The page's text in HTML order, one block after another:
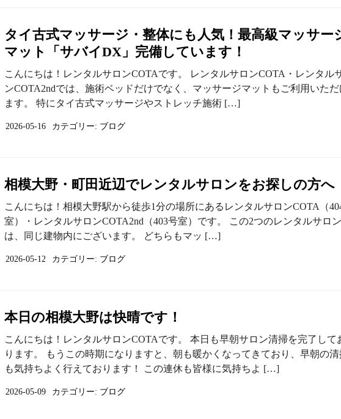
タイ古式マッサージ・整体にも人気！最高級マッサー
マット「サバイDX」完備しています！
こんにちは！レンタルサロンCOTAです。 レンタルサロンCOTA・レンタル
ンCOTA2ndでは、施術ベッドだけでなく、マッサージマットもご利用いただ
ます。 特にタイ古式マッサージやストレッチ施術 […]
2026-05-16 カテゴリー: ブログ
相模大野・町田近辺でレンタルサロンをお探しの方へ
こんにちは！相模大野駅から徒歩1分の場所にあるレンタルサロンCOTA（
室）・レンタルサロンCOTA2nd（403号室）です。 この2つのレンタルサロン
は、同じ建物内にございます。 どちらもマッ […]
2026-05-12 カテゴリー: ブログ
本日の相模大野は快晴です！
こんにちは！レンタルサロンCOTAです。 本日も早朝サロン清掃を完了して
ります。 もうこの時期になりますと、朝も暖かくなってきており、早朝の清
も気持ちよく行えております！ この連休も皆様に気持ちよ […]
2026-05-09 カテゴリー: ブログ